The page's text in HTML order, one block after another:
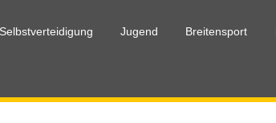
Selbstverteidigung Jugend Breitensport